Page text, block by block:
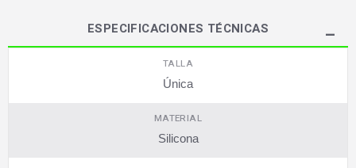
ESPECIFICACIONES TÉCNICAS
TALLA
Única
MATERIAL
Silicona